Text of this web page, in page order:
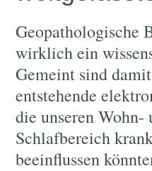
Geopathologische
wirklich ein
Gemeint sind
entstehende
die unseren
Schlafbereich
beeinflussen